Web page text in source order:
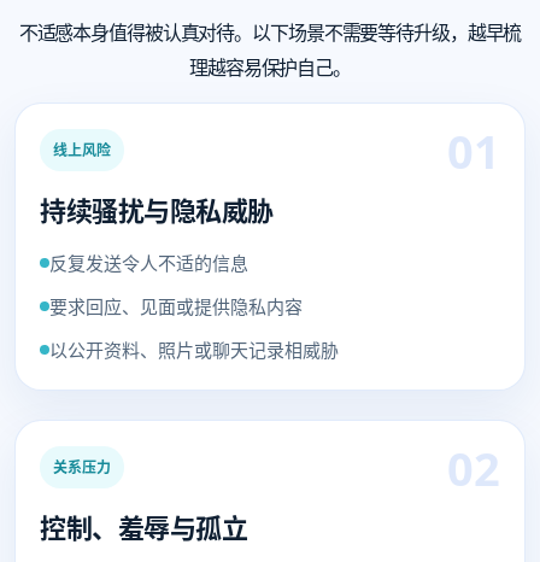
不适感本身值得被认真对待。以下场景不需要等待升级，越早梳
理越容易保护自己。
线上风险 01
持续骚扰与隐私威胁
反复发送令人不适的信息
要求回应、见面或提供隐私内容
以公开资料、照片或聊天记录相威胁
关系压力 02
控制、羞辱与孤立